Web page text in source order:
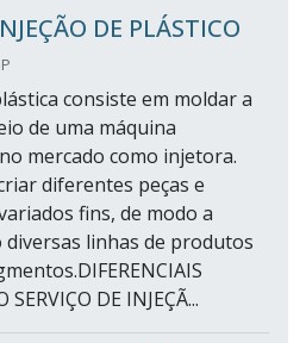
DE PLÁSTICO
consiste em moldar a
de uma máquina
mercado como injetora.
diferentes peças e
fins, de modo a
linhas de produtos
SERVIÇO DE INJEÇÃ...